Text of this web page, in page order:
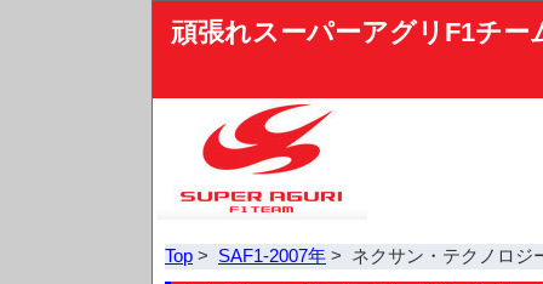
頑張れスーパーアグリF1チー
Top > SAF1-2007年 > ネクサン・テクノロジ